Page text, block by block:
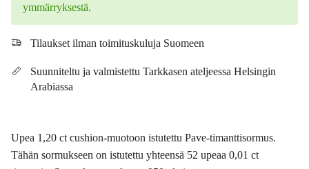
ymmärryksestä.
Tilaukset ilman toimituskuluja Suomeen
Suunniteltu ja valmistettu Tarkkasen ateljeessa Helsingin
Arabiassa
Upea 1,20 ct cushion-muotoon istutettu Pave-timanttisormus.
Tähän sormukseen on istutettu yhteensä 52 upeaa 0,01 ct